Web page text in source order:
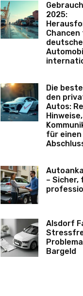
2025:
Die
den
Autos:
für
– Sicher,
Alsdorf
Bargeld